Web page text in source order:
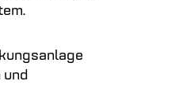
und